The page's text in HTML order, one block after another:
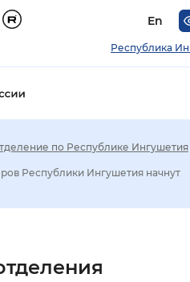
En
Республика
Увеличенный
по Республике Ингушетия
Республики Ингушетия начнут